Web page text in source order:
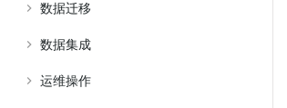
数据迁移
数据集成
运维操作